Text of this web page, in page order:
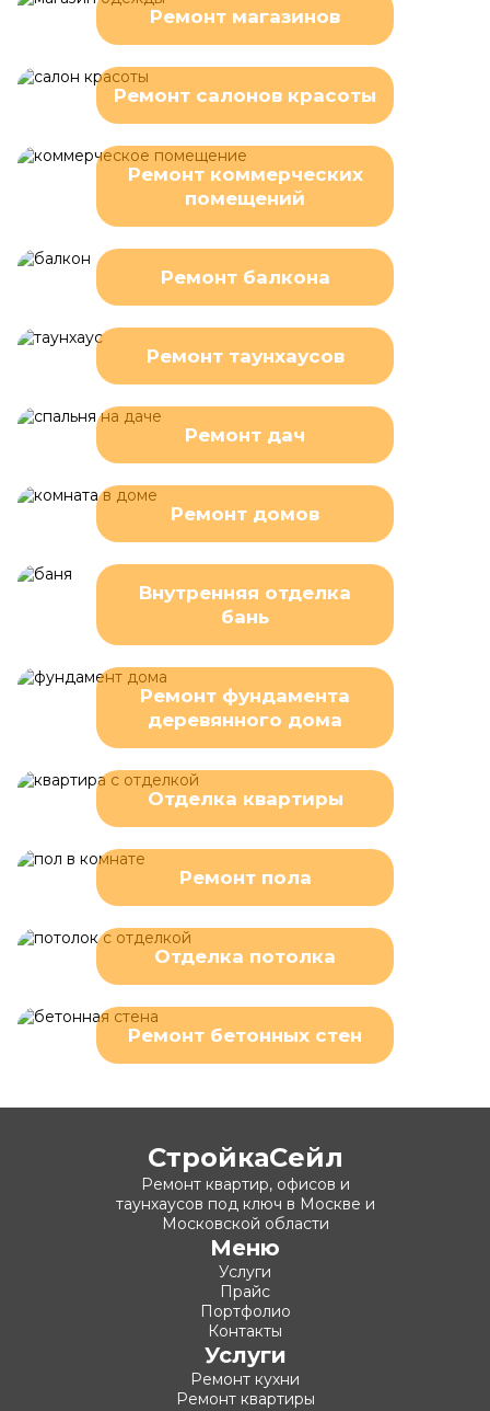
Ремонт магазинов
Ремонт салонов красоты
Ремонт коммерческих
помещений
Ремонт балкона
Ремонт таунхаусов
Ремонт дач
Ремонт домов
Внутренняя отделка
бань
Ремонт фундамента
деревянного дома
Отделка квартиры
Ремонт пола
Отделка потолка
Ремонт бетонных стен
СтройкаСейл
Ремонт квартир, офисов и
таунхаусов под ключ в Москве и
Московской области
Меню
Услуги
Прайс
Портфолио
Контакты
Услуги
Ремонт кухни
Ремонт квартиры